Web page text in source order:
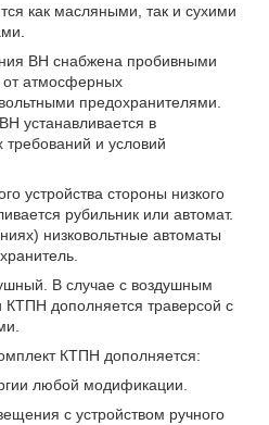
как масляными, так и сухими
ВН снабжена пробивными
атмосферных
предохранителями.
устанавливается в
требований и условий
устройства стороны низкого
рубильник или автомат.
низковольтные автоматы
В случае с воздушным
КТПН дополняется траверсой с
КТПН дополняется:
любой модификации.
с устройством ручного